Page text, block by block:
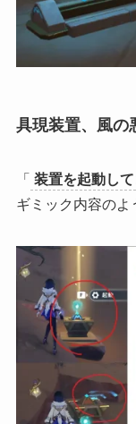
具現装置、風の
「 装置を起動し
ギミック内容のよ